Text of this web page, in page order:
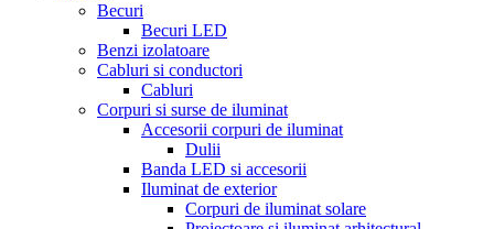
Becuri
Becuri LED
Benzi izolatoare
Cabluri si conductori
Cabluri
Corpuri si surse de iluminat
Accesorii corpuri de iluminat
Dulii
Banda LED si accesorii
Iluminat de exterior
Corpuri de iluminat solare